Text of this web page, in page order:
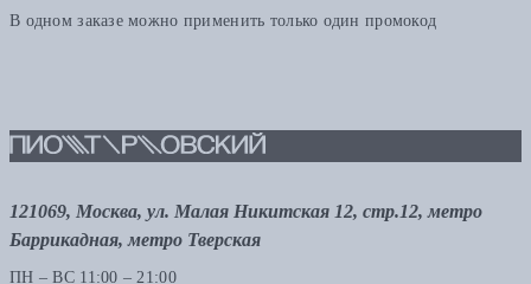
В одном заказе можно применить только один промокод
121069, Москва, ул. Малая Никитская 12, стр.12, метро
Баррикадная, метро Тверская
ПН – ВС 11:00 – 21:00